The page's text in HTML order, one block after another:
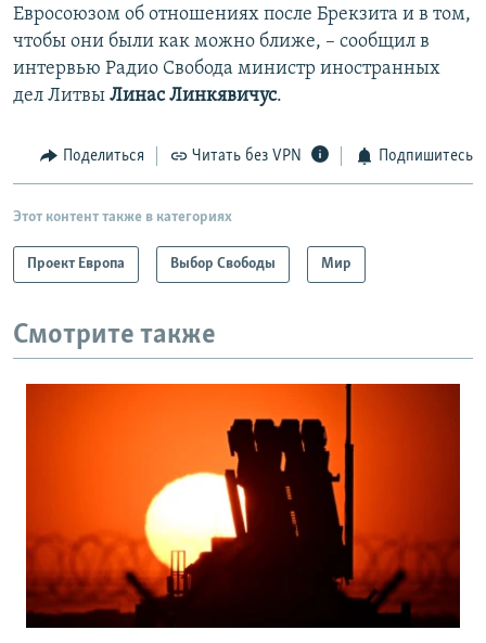
Евросоюзом об отношениях после Брекзита и в том,
чтобы они были как можно ближе, – сообщил в
интервью Радио Свобода министр иностранных
дел Литвы Линас Линкявичус.
Поделиться Читать без VPN Подпишитесь
Этот контент также в категориях
Проект Европа Выбор Свободы Мир
Смотрите также